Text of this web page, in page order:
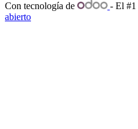
Con tecnología de
- El #1
abierto